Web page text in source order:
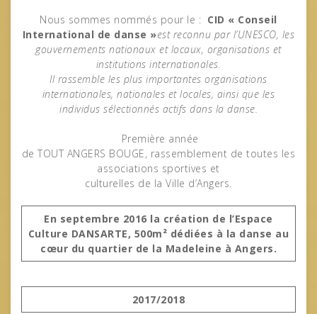
Nous sommes nommés pour le : CID « Conseil
International de danse »est reconnu par l’UNESCO, les
gouvernements nationaux et locaux, organisations et
institutions internationales.
Il rassemble les plus importantes organisations
internationales, nationales et locales, ainsi que les
individus sélectionnés actifs dans la danse.
Première année
de TOUT ANGERS BOUGE, rassemblement de toutes les
associations sportives et
culturelles de la Ville d’Angers.
En septembre 2016 la création de l’Espace
Culture DANSARTE, 500m² dédiées à la danse au
cœur du quartier de la Madeleine à Angers.
2017/2018